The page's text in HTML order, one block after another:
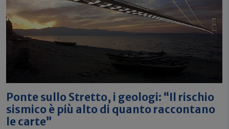
Ponte sullo Stretto, i geologi: “Il rischio
sismico è più alto di quanto raccontano
le carte”